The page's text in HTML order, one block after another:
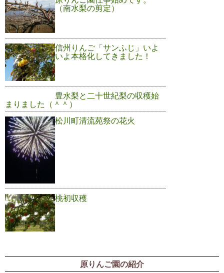
（南水梨の剪定）
信州りんご「サンふじ」いよ
いよ本格化してきました！
豊水梨と二十世紀梨の収穫始
まりました（＾＾）
松川町清流苑祭の花火
桃初収穫
原りんご園の紹介